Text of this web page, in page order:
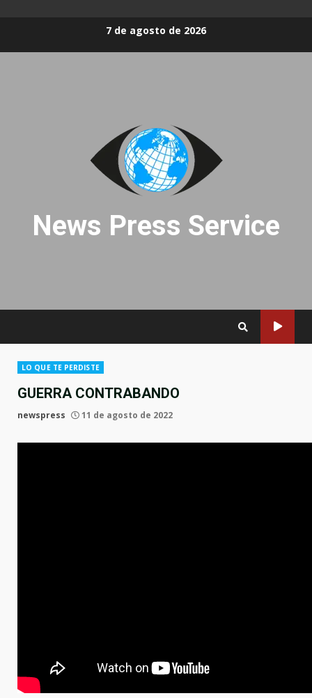
7 de agosto de 2026
News Press Service
LO QUE TE PERDISTE
GUERRA CONTRABANDO
newspress 11 de agosto de 2022